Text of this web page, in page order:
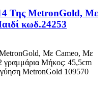
Της MetronGold, Με
κωδ.24253
Με Cameo, Με
γραμμάρια Μήκος: 45,5cm
MetronGold 109570